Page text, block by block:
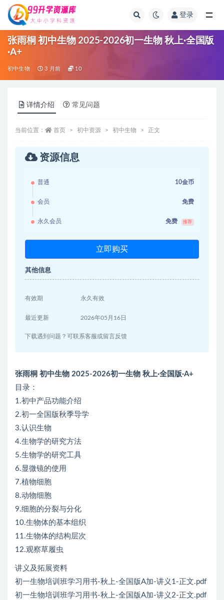
登录
张雨桐 初中生物 2025-2026初一生物 秋上·全国版
·A+
初中生物 3 月前 10
详情介绍 常见问题
当前位置： 首页 初中资源 初中生物 正文
资源信息
普通 10金币
会员 免费
永久会员 免费 推荐
立即购买
其他信息
有效期 永久有效
最近更新 2026年05月16日
下载遇到问题？可联系客服或留言反馈
张雨桐 初中生物 2025-2026初一生物 秋上·全国版·A+
目录：
1.初中产品功能介绍
2.初一全国版秋季导学
3.认识生物
4.生物学的研究方法
5.生物学的研究工具
6.显微镜的使用
7.植物细胞
8.动物细胞
9.细胞的分裂与分化
10.生物体的基本组织
11.生物体的结构层次
12.观察草履虫
讲义及拓展资料
初一生物培训班学习用书-秋上-全国版A加-讲义1-正文.pdf
初一生物培训班学习用书-秋上-全国版A加-讲义2-正文.pdf